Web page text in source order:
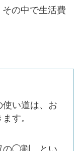
の中で生活費
い道は、お
す。
の◯割、とい